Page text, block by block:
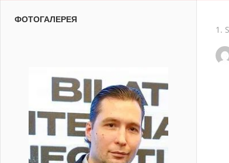
1.
ФОТОГАЛЕРЕЯ